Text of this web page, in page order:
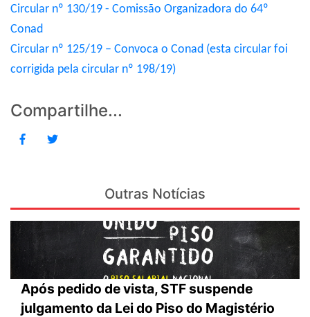
Circular nº 130/19 - Comissão Organizadora do 64º
Conad
Circular nº 125/19 – Convoca o Conad (esta circular foi
corrigida pela circular nº 198/19)
Compartilhe...
Outras Notícias
Após pedido de vista, STF suspende
julgamento da Lei do Piso do Magistério